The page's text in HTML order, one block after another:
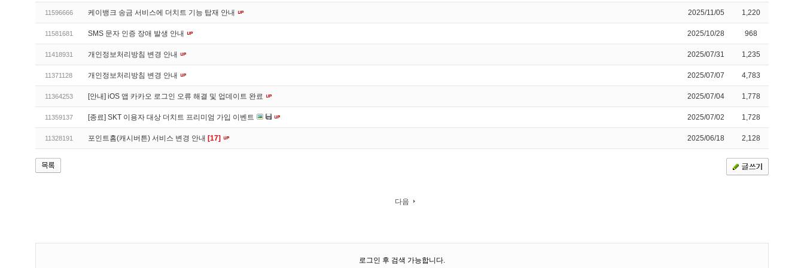
11596666 케이뱅크 송금 서비스에 더치트 기능 탑재 안내 2025/11/05 1,220
11581681 SMS 문자 인증 장애 발생 안내 2025/10/28 968
11418931 개인정보처리방침 변경 안내 2025/07/31 1,235
11371128 개인정보처리방침 변경 안내 2025/07/07 4,783
11364253 [안내] iOS 앱 카카오 로그인 오류 해결 및 업데이트 완료 2025/07/04 1,778
11359137 [종료] SKT 이용자 대상 더치트 프리미엄 가입 이벤트 2025/07/02 1,728
11328191 포인트홈(캐시버튼) 서비스 변경 안내 [17] 2025/06/18 2,128
다음
로그인 후 검색 가능합니다.